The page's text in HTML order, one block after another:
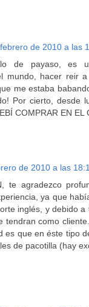
de 2010 a las
de payaso, es
mundo, hacer reir
me estaba
Por cierto, desde
COMPRAR EN EL
de 2010 a las
te agradezco
ya que
inglés, y debido
tendran como
es que en éste tipo
de pacotilla (hay